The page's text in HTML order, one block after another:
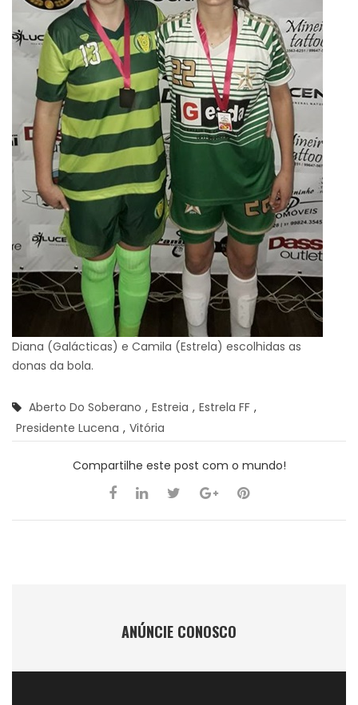
Diana (Galácticas) e Camila (Estrela) escolhidas as
donas da bola.
Aberto Do Soberano , Estreia , Estrela FF ,
Presidente Lucena , Vitória
Compartilhe este post com o mundo!
ANÚNCIE CONOSCO